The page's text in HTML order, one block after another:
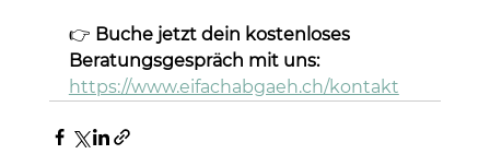
👉 Buche jetzt dein kostenloses
Beratungsgespräch mit uns:
https://www.eifachabgaeh.ch/kontakt